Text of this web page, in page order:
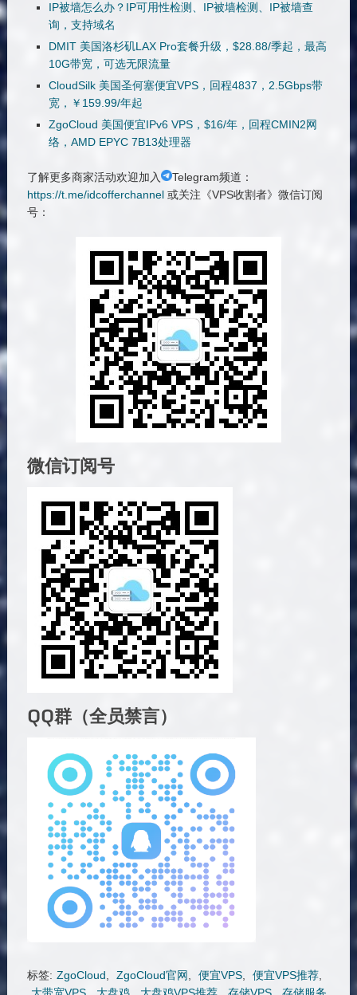
IP被墙怎么办？IP可用性检测、IP被墙检测、IP被墙查
询，支持域名
DMIT 美国洛杉矶LAX Pro套餐升级，$28.88/季起，最高
10G带宽，可选无限流量
CloudSilk 美国圣何塞便宜VPS，回程4837，2.5Gbps带
宽，￥159.99/年起
ZgoCloud 美国便宜IPv6 VPS，$16/年，回程CMIN2网
络，AMD EPYC 7B13处理器
了解更多商家活动欢迎加入
Telegram频道：
https://t.me/idcofferchannel或关注《VPS收割者》微信订阅
号：
微信订阅号
QQ群（全员禁言）
标签: ZgoCloud ZgoCloud官网 便宜VPS, 便宜VPS推荐,
大带宽VPS, 大盘鸡, 大盘鸡VPS推荐, 存储VPS, 存储服务